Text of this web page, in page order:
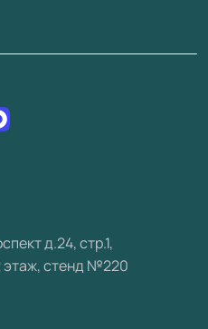
д.24, стр.1,
этаж, стенд №220